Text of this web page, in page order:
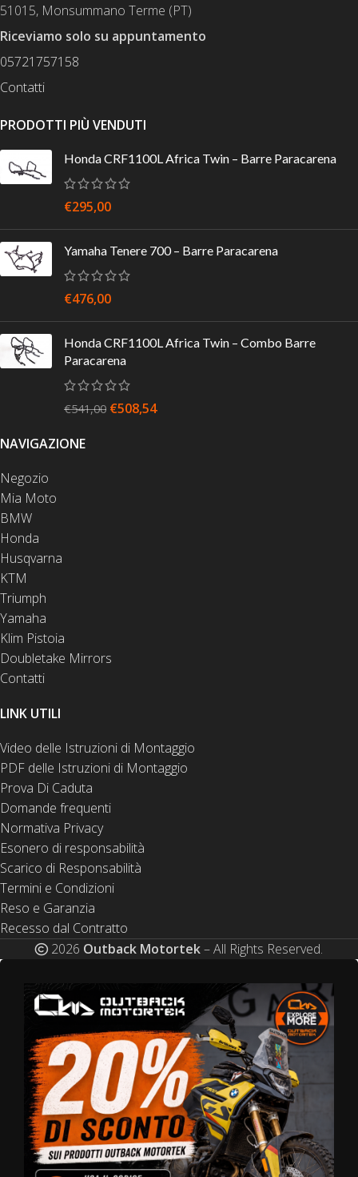
51015, Monsummano Terme (PT)
Riceviamo solo su appuntamento
05721757158
Contatti
PRODOTTI PIÙ VENDUTI
Honda CRF1100L Africa Twin – Barre Paracarena
€295,00
Yamaha Tenere 700 – Barre Paracarena
€476,00
Honda CRF1100L Africa Twin – Combo Barre
Paracarena
€541,00 €508,54
NAVIGAZIONE
Negozio
Mia Moto
BMW
Honda
Husqvarna
KTM
Triumph
Yamaha
Klim Pistoia
Doubletake Mirrors
Contatti
LINK UTILI
Video delle Istruzioni di Montaggio
PDF delle Istruzioni di Montaggio
Prova Di Caduta
Domande frequenti
Normativa Privacy
Esonero di responsabilità
Scarico di Responsabilità
Termini e Condizioni
Reso e Garanzia
Recesso dal Contratto
2026 Outback Motortek– All Rights Reserved.